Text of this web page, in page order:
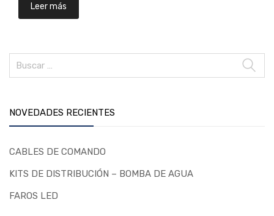
Leer más
NOVEDADES RECIENTES
CABLES DE COMANDO
KITS DE DISTRIBUCIÓN – BOMBA DE AGUA
FAROS LED